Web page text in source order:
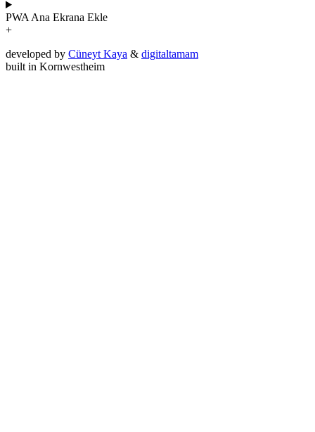
PWA Ana Ekrana Ekle
+
developed by Cüneyt Kaya & digitaltamam
built in Kornwestheim